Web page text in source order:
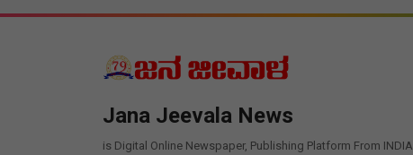
Jana Jeevala News
is Digital Online Newspaper, Publishing Platform From INDIA.